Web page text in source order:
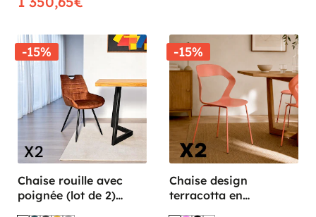
-15%
Chaise rouille avec
poignée (lot de 2)
-15%
Chaise design
terracotta en